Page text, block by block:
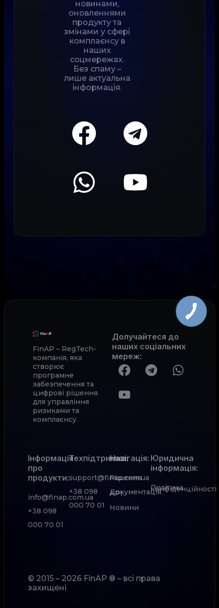
новинами,
оновленнями
продукту та
змінами у сфері
комплаєнсу в
наших
соцмережах.
Без спаму –
лише актуальна
інформація.
FinAP – RegTech-
компанія, яка
створює
програмне
забезпечення та
цифрові рішення
для управління
ризиками та
комплаєнсу.
Долучайтеся до
наших соціальних
мереж:
Інформація
про
продукти:
info@finap.com.ua
+38 098
000 70 01
Техпідтримка:
support@finap.com.ua
+38 098
000 70 01
Рішення
Документація
АРІ
Новини
Навігація: Юридична
інформація:
Політика
конфіденційності
© 2015 – 2026 FinAP ® – всі права
захищені